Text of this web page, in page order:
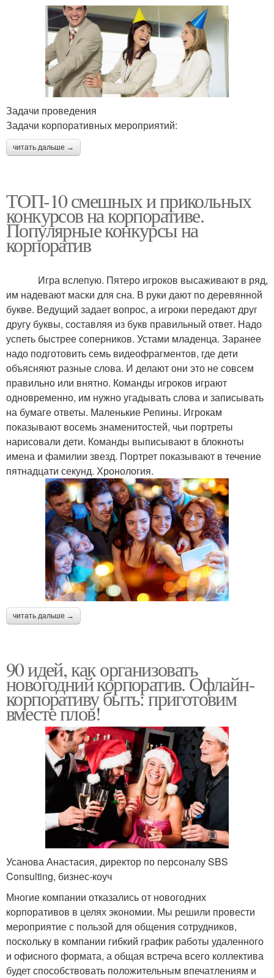
Задачи проведения
Задачи корпоративных мероприятий:
читать дальше →
ТОП-10 смешных и прикольных
конкурсов на корпоративе.
Популярные конкурсы на
корпоратив
Игра вслепую. Пятеро игроков высаживают в ряд,
им надевают маски для сна. В руки дают по деревянной
букве. Ведущий задает вопрос, а игроки передают друг
другу буквы, составляя из букв правильный ответ. Надо
успеть быстрее соперников. Устами младенца. Заранее
надо подготовить семь видеофрагментов, где дети
объясняют разные слова. И делают они это не совсем
правильно или внятно. Команды игроков играют
одновременно, им нужно угадывать слова и записывать
на бумаге ответы. Маленькие Репины. Игрокам
показывают восемь знаменитостей, чьи портреты
нарисовали дети. Команды выписывают в блокноты
имена и фамилии звезд. Портрет показывают в течение
пятнадцати секунд. Хронология.
читать дальше →
90 идей, как организовать
новогодний корпоратив. Офлайн-
корпоративу быть: приготовим
вместе плов!
Усанова Анастасия, директор по персоналу SBS
Consulting, бизнес-коуч
Многие компании отказались от новогодних
корпоративов в целях экономии. Мы решили провести
мероприятие с пользой для общения сотрудников,
поскольку в компании гибкий график работы удаленного
и офисного формата, а общая встреча всего коллектива
будет способствовать положительным впечатлениям и